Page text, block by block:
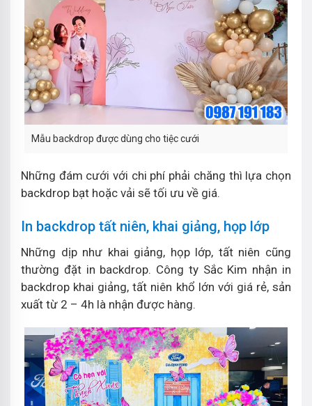
Mẫu backdrop được dùng cho tiệc cưới
Những đám cưới với chi phí phải chăng thì lựa chọn
backdrop bạt hoặc vải sẽ tối ưu về giá.
In backdrop tất niên, khai giảng, họp lớp
Những dịp như khai giảng, họp lớp, tất niên cũng
thường đặt in backdrop. Công ty Sắc Kim nhận in
backdrop khai giảng, tất niên khổ lớn với giá rẻ, sản
xuất từ 2 – 4h là nhận được hàng.